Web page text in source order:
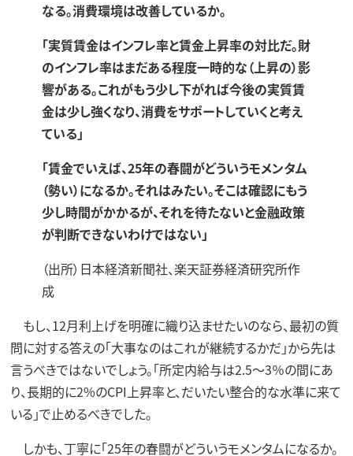
なる。消費環境は改善しているか。
「実質賃金はインフレ率と賃金上昇率の対比だ。財
のインフレ率はまだある程度一時的な（上昇の）影
響がある。これがもう少し下がれば今後の実質賃
金は少し強くなり、消費をサポートしていくと考え
ている」
「賃金でいえば、25年の春闘がどういうモメンタム
（勢い）になるか。それはみたい。そこは確認にもう
少し時間がかかるが、それを待たないと金融政策
が判断できないわけではない」
（出所）日本経済新聞社、楽天証券経済研究所作
成
もし、12月利上げを明確に織り込ませたいのなら、最初の質
問に対する答えの「大事なのはこれが継続するかだ」から先は
言うべきではないでしょう。「所定内給与は2.5〜3％の間にあ
り、長期的に2%のCPI上昇率と、だいたい整合的な水準に来て
いる」で止めるべきでした。
しかも、丁寧に「25年の春闘がどういうモメンタムになるか。